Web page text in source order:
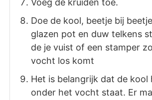
Voeg de kruiden toe.
Doe de kool, beetje bij
glazen pot en duw telkens
de je vuist of een stamper
vocht los komt
Het is belangrijk dat de kool
onder het vocht staat. Er